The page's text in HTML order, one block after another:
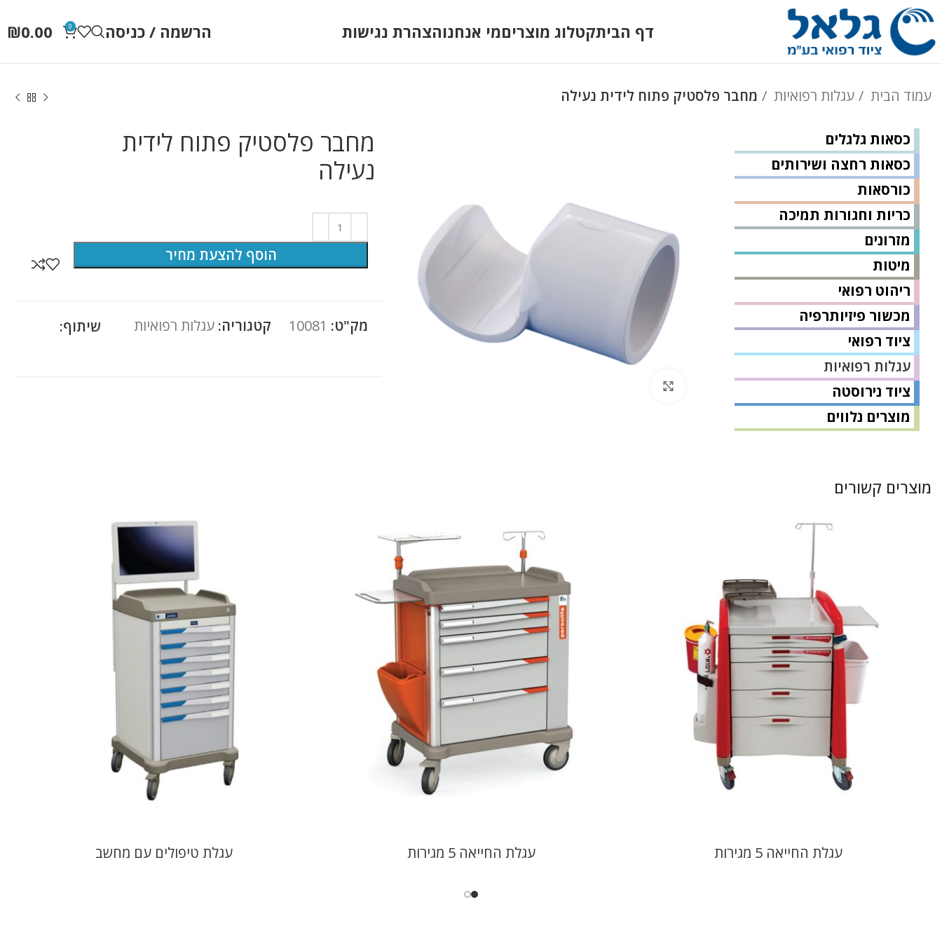
דף הביתקטלוג מוצריםמי אנחנוהצהרת נגישות הרשמה / כניסה 0
₪0.00
עמוד הבית עגלות רפואיות מחבר פלסטיק פתוח לידית נעילה
כסאות גלגלים
כסאות רחצה ושירותים
כורסאות
כריות וחגורות תמיכה
מזרונים
מיטות
ריהוט רפואי
מכשור פיזיותרפיה
ציוד רפואי
עגלות רפואיות
ציוד נירוסטה
מוצרים נלווים
מחבר פלסטיק פתוח לידית
נעילה
הוסף להצעת מחיר
מק"ט: 10081 קטגוריה: עגלות רפואיות שיתוף:
מוצרים קשורים
עגלת החייאה 5 מגירות עגלת החייאה 5 מגירות עגלת טיפולים עם מחשב